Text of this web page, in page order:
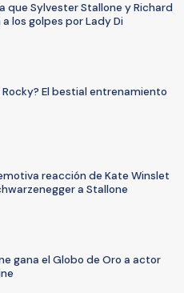
que Sylvester Stallone y Richard
los golpes por Lady Di
Rocky? El bestial entrenamiento
reacción de Kate Winslet
a Stallone
gana el Globo de Oro a actor